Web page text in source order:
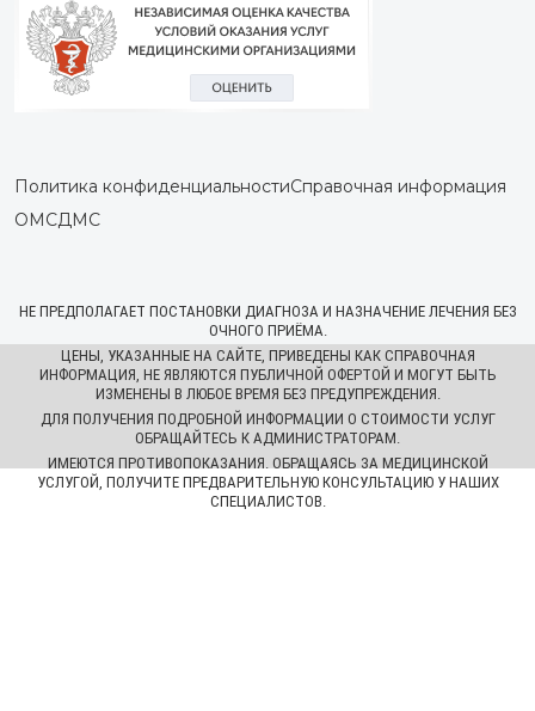
Политика конфиденциальностиСправочная информация
ОМСДМС
НЕ ПРЕДПОЛАГАЕТ ПОСТАНОВКИ ДИАГНОЗА И НАЗНАЧЕНИЕ ЛЕЧЕНИЯ БЕЗ
ОЧНОГО ПРИЁМА.
ЦЕНЫ, УКАЗАННЫЕ НА САЙТЕ, ПРИВЕДЕНЫ КАК СПРАВОЧНАЯ
ИНФОРМАЦИЯ, НЕ ЯВЛЯЮТСЯ ПУБЛИЧНОЙ ОФЕРТОЙ И МОГУТ БЫТЬ
ИЗМЕНЕНЫ В ЛЮБОЕ ВРЕМЯ БЕЗ ПРЕДУПРЕЖДЕНИЯ.
ДЛЯ ПОЛУЧЕНИЯ ПОДРОБНОЙ ИНФОРМАЦИИ О СТОИМОСТИ УСЛУГ
ОБРАЩАЙТЕСЬ К АДМИНИСТРАТОРАМ.
ИМЕЮТСЯ ПРОТИВОПОКАЗАНИЯ. ОБРАЩАЯСЬ ЗА МЕДИЦИНСКОЙ
УСЛУГОЙ, ПОЛУЧИТЕ ПРЕДВАРИТЕЛЬНУЮ КОНСУЛЬТАЦИЮ У НАШИХ
СПЕЦИАЛИСТОВ.